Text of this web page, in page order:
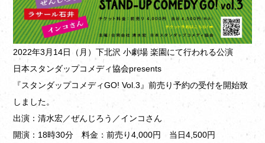
2022年3月14日（月）下北沢 小劇場 楽園にて行われる公演
日本スタンダップコメディ協会presents
『スタンダップコメディGO! Vol.3』前売り予約の受付を開始致
しました。
出演：清水宏／ぜんじろう／インコさん
開演：18時30分 料金：前売り4,000円 当日4,500円